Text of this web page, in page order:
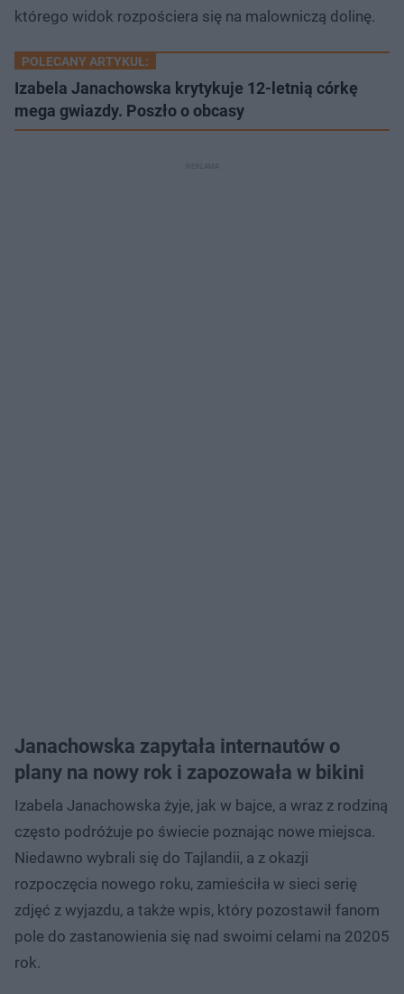
którego widok rozpościera się na malowniczą dolinę.
POLECANY ARTYKUŁ:
Izabela Janachowska krytykuje 12-letnią córkę
mega gwiazdy. Poszło o obcasy
Janachowska zapytała internautów o
plany na nowy rok i zapozowała w bikini
Izabela Janachowska żyje, jak w bajce, a wraz z rodziną
często podróżuje po świecie poznając nowe miejsca.
Niedawno wybrali się do Tajlandii, a z okazji
rozpoczęcia nowego roku, zamieściła w sieci serię
zdjęć z wyjazdu, a także wpis, który pozostawił fanom
pole do zastanowienia się nad swoimi celami na 20205
rok.